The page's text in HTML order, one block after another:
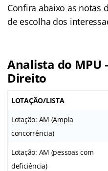
Confira abaixo as notas
de escolha dos
Analista do MPU
Direito
LOTAÇÃO/LISTA
Lotação: AM (Ampla
concorrência)
Lotação: AM (pessoas com
deficiência)